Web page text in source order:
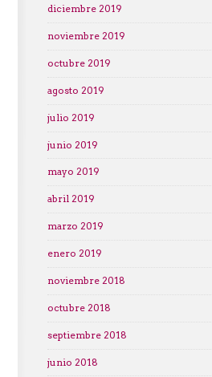
diciembre 2019
noviembre 2019
octubre 2019
agosto 2019
julio 2019
junio 2019
mayo 2019
abril 2019
marzo 2019
enero 2019
noviembre 2018
octubre 2018
septiembre 2018
junio 2018